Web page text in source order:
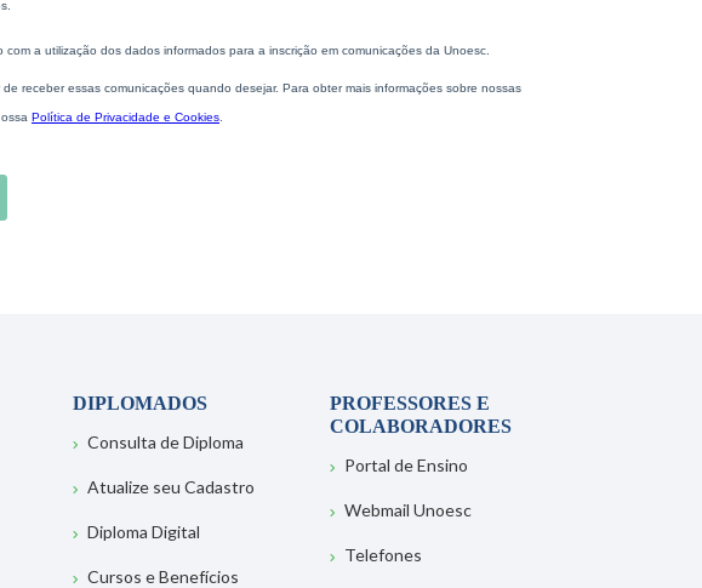
DIPLOMADOS
Consulta de Diploma
Atualize seu Cadastro
Diploma Digital
Cursos e Benefícios
PROFESSORES E
COLABORADORES
Portal de Ensino
Webmail Unoesc
Telefones